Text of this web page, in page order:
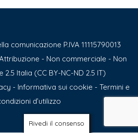
comunicazione P.IVA 11115790013
- Non commerciale - Non
Italia (CC BY-NC-ND 2.5 IT)
- Informativa sui cookie - Termini e
d’utilizzo
Rivedi il consenso